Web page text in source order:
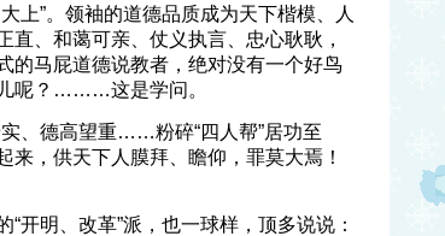
上”。领袖的道德品质成为天下楷模、人
直、和蔼可亲、仗义执言、忠心耿耿，
的马屁道德说教者，绝对没有一个好鸟
呢？………这是学问。
、德高望重……粉碎“四人帮”居功至
，供天下人膜拜、瞻仰，罪莫大焉！
开明、改革”派，也一球样，顶多说说：